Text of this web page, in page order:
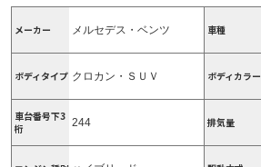
メーカー メルセデス・ベンツ 車種
ボディタイプ クロカン・ＳＵＶ ボディカラー
車台番号下3
桁
244 排気量